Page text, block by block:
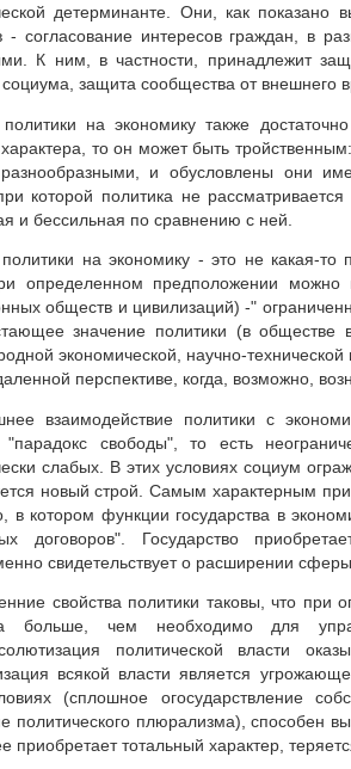
детерминанте. Они, как
- согласование интересов граждан, в
К ним, в частности, принадлежит
социума, защита сообщества от внешнего
на экономику также
характера, то он может быть
и обусловлены они
которой политика не
и бессильная по сравнению с ней.
на экономику - это не какая-то
определенном предположении можно
обществ и цивилизаций) -"
значение политики (в обществе
экономической, научно-
перспективе, когда, возможно,
взаимодействие политики с
"парадокс свободы", то есть
слабых. В этих условиях социум
новый строй. Самым характерным
в котором функции государства в
договоров". Государство
свидетельствует о расширении сферы
свойства политики таковы, что при
больше, чем необходимо для
политической власти
всякой власти является
(сплошное огосударствление
политического плюрализма), способен
приобретает тотальный характер,